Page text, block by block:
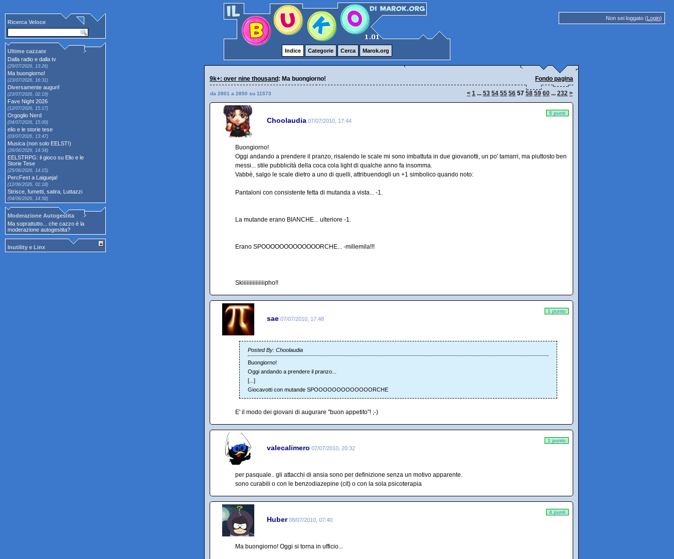
Non sei loggato (Login)
Indice Categorie Cerca Marok.org
Ricerca Veloce
Ultime cazzate
Dalla radio e dalla tv
(29/07/2026, 13:26)
Ma buongiorno!
(23/07/2026, 16:31)
Diversamente auguri!
(23/07/2026, 02:19)
Fave Night 2026
(12/07/2026, 15:17)
Orgoglio Nerd
(04/07/2026, 15:00)
elio e le storie tese
(03/07/2026, 13:47)
Musica (non solo EELST!)
(26/06/2026, 14:34)
EELSTRPG: il gioco su Elio e le
Storie Tese
(25/06/2026, 14:15)
PercFest a Laigueja!
(12/06/2026, 01:18)
Strisce, fumetti, satira, Luttazzi
(04/06/2026, 14:58)
Moderazione Autogestita
Ma soprattutto... che cazzo è la
moderazione autogestita?
Inutility e Linx
9k+: over nine thousand : Ma buongiorno! Fondo pagina
da 2801 a 2850 su 11573 < 1 ... 53 54 55 56 57 58 59 60 ... 232 >
Choolaudia 07/07/2010, 17:44
5 punti
Buongiorno!
Oggi andando a prendere il pranzo, risalendo le scale mi sono imbattuta in due giovanotti, un po' tamarri, ma piuttosto ben
messi... stile pubblicità della coca cola light di qualche anno fa insomma.
Vabbè, salgo le scale dietro a uno di quelli, attribuendogli un +1 simbolico quando noto:
Pantaloni con consistente fetta di mutanda a vista... -1.
La mutande erano BIANCHE... ulteriore -1.
Erano SPOOOOOOOOOOOOORCHE... -millemila!!!
Skiiiiiiiiiiiiiiipho!!
sae 07/07/2010, 17:48
1 punto
Posted By: Choolaudia
Buongiorno!
Oggi andando a prendere il pranzo...
[...]
Giocavotti con mutande SPOOOOOOOOOOOOORCHE
E' il modo dei giovani di augurare "buon appetito"! ;-)
valecalimero 07/07/2010, 20:32
1 punto
per pasquale.. gli attacchi di ansia sono per definizione senza un motivo apparente.
sono curabili o con le benzodiazepine (cit) o con la sola psicoterapia
Huber 08/07/2010, 07:40
4 punti
Ma buongiorno! Oggi si torna in ufficio...